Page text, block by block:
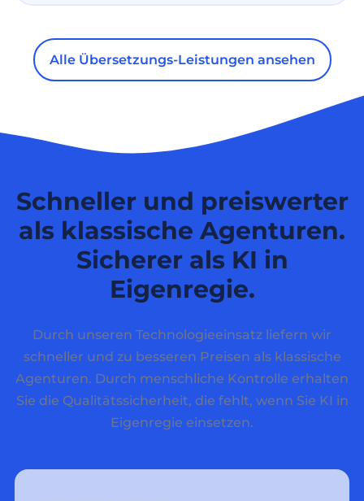
Alle Übersetzungs-Leistungen ansehen
Schneller und preiswerter
als klassische Agenturen.
Sicherer als KI in
Eigenregie.
Durch unseren Technologieeinsatz liefern wir
schneller und zu besseren Preisen als klassische
Agenturen. Durch menschliche Kontrolle erhalten
Sie die Qualitätssicherheit, die fehlt, wenn Sie KI in
Eigenregie einsetzen.